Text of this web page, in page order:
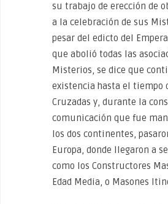
su trabajo de erección de
a la celebración de sus
pesar del edicto del
que abolió todas las
Misterios, se dice que
existencia hasta el tiempo
Cruzadas y, durante la
comunicación que fue
los dos continentes,
Europa, donde llegaron a
como los Constructores
Edad Media, o Masones